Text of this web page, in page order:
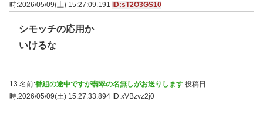
時:2026/05/09(土) 15:27:09.191
ID:sT2O3GS10
シモッチの応用か
いけるな
13 名前:番組の途中ですが翡翠の名無しがお送りします 投稿日
時:2026/05/09(土) 15:27:33.894 ID:xVBzvz2j0